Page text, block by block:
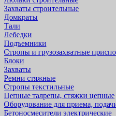
Захваты строительные
Домкраты
Тали
Лебедки
Подъемники
Стропы и грузозахватные
Блоки
Захваты
Ремни стяжные
Стропы текстильные
Цепные талрепы, стяжки цепные
Оборудование для приема,
Бетоносмесители электрические